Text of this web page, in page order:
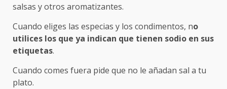
salsas y otros aromatizantes.
Cuando eliges las especias y los condimentos, no
utilices los que ya indican que tienen sodio en sus
etiquetas.
Cuando comes fuera pide que no le añadan sal a tu
plato.